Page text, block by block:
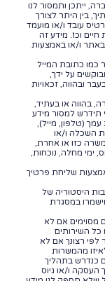
ייתכן ותמסור לנו
בין היתר לצורך
עובד ו/או מועמד
וכו'. מידע זה
באתר ו/או באמצעות
כמו כתובת המייל
על ידך,
ובהווה, זכאויות
בהווה או בעתיד,
תידרש למסור מידע
(טלפון, מייל),
השכלה ו/או
כזו או אחרת,
ימי מחלה, נוכחות,
שליחת פרטיך
היסטוריה של
במסגרת
מסוימים אם לא
כל השירותים
לפי רצונך אם לא
מהמשרות
כנדרש בתהליך
העסקה ו/או גיוס